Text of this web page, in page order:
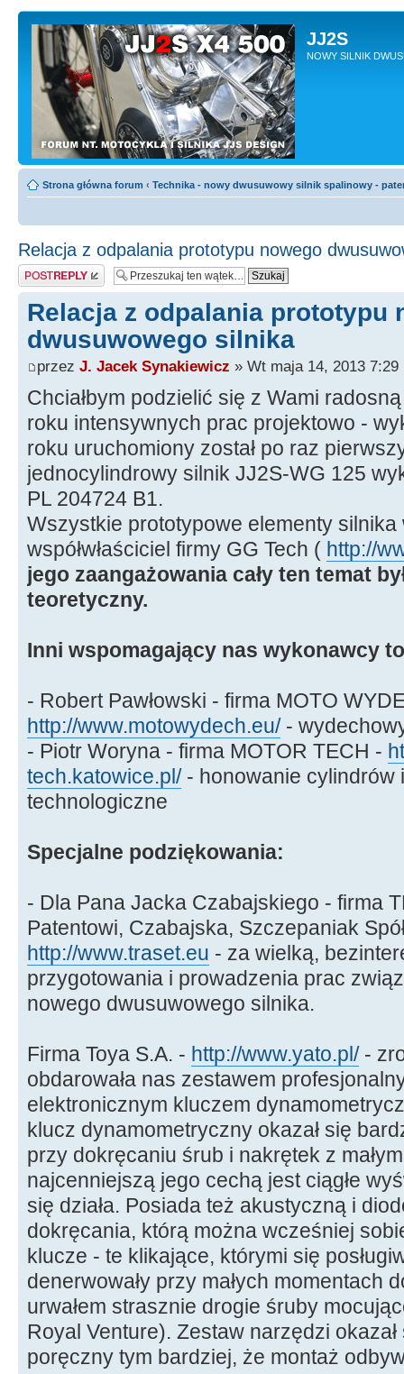
JJ2S
NOWY SILNIK
Strona główna forum ‹ Technika - nowy dwusuwowy silnik spalinowy -
Relacja z odpalania prototypu nowego
Odpowiedz
Relacja z odpalania prototypu
dwusuwowego silnika
przez J. Jacek Synakiewicz » Wt maja 14, 2013 7:29
Chciałbym podzielić się z Wami
roku intensywnych prac projektowo -
roku uruchomiony został po raz
jednocylindrowy silnik JJ2S-WG 125
PL 204724 B1.
Wszystkie prototypowe elementy silnika
współwłaściciel firmy GG Tech ( http://
jego zaangażowania cały ten temat
teoretyczny.
Inni wspomagający nas wykonawcy
- Robert Pawłowski - firma MOTO
http://www.motowydech.eu/-
- Piotr Woryna - firma MOTOR TECH -
tech.katowice.pl/- honowanie cylindrów
technologiczne
Specjalne podziękowania:
- Dla Pana Jacka Czabajskiego - firma
Patentowi, Czabajska, Szczepaniak
http://www.traset.eu - za wielką,
przygotowania i prowadzenia prac
nowego dwusuwowego silnika.
Firma Toya S.A. - http://www.yato.pl/-
obdarowała nas zestawem
elektronicznym kluczem
klucz dynamometryczny okazał się
przy dokręcaniu śrub i nakrętek z
najcenniejszą jego cechą jest ciągłe
się działa. Posiada też akustyczną i
dokręcania, którą można wcześniej
klucze - te klikające, którymi się
denerwowały przy małych momentach
urwałem strasznie drogie śruby
Royal Venture). Zestaw narzędzi
poręczny tym bardziej, że montaż